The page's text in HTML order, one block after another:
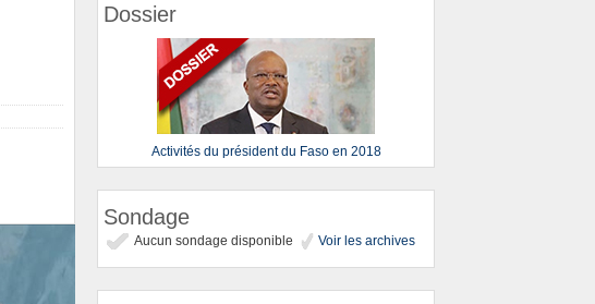
Dossier
Activités du président du Faso en 2018
Sondage
Aucun sondage disponible Voir les archives